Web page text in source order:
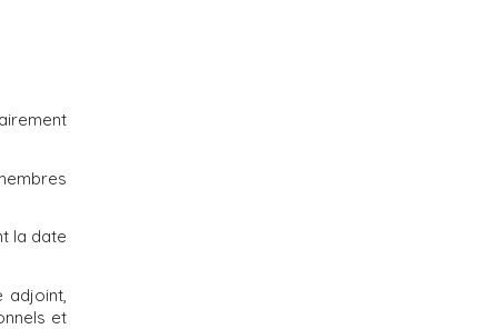
la date
adjoint,
et